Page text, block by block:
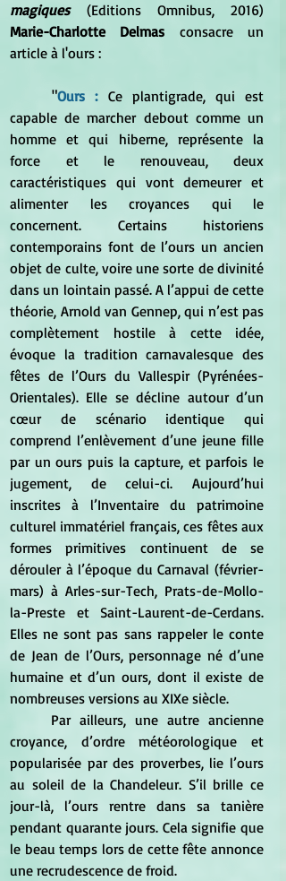
magiques
Marie-Charlotte Delmas consacre un
article à l'ours :
	"
Ours : Ce plantigrade, qui est
capable de marcher debout comme un
homme et qui hiberne, représente la
force et le renouveau, deux
caractéristiques qui vont demeurer et
alimenter les croyances qui le
concernent. Certains historiens
contemporains font de l’ours un ancien
objet de culte, voire une sorte de divinité
dans un lointain passé. A l’appui de cette
théorie, Arnold van Gennep, qui n’est pas
complètement hostile à cette idée,
évoque la tradition carnavalesque des
fêtes de l’Ours du Vallespir (Pyrénées-
Orientales). Elle se décline autour d’un
cœur de scénario identique qui
comprend l’enlèvement d’une jeune fille
par un ours puis la capture, et parfois le
jugement, de celui-ci. Aujourd’hui
inscrites à l’Inventaire du patrimoine
culturel immatériel français, ces fêtes aux
formes primitives continuent de se
dérouler à l’époque du Carnaval (février-
mars) à Arles-sur-Tech, Prats-de-Mollo-
la-Preste et Saint-Laurent-de-Cerdans.
Elles ne sont pas sans rappeler le conte
de Jean de l’Ours, personnage né d’une
humaine et d’un ours, dont il existe de
nombreuses versions au XIXe siècle.
croyance, d’ordre météorologique et
popularisée par des proverbes, lie l’ours
au soleil de la Chandeleur. S’il brille ce
jour-là, l’ours rentre dans sa tanière
pendant quarante jours. Cela signifie que
le beau temps lors de cette fête annonce
une recrudescence de froid.